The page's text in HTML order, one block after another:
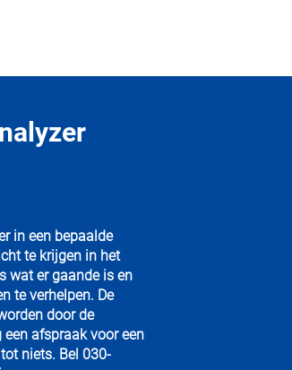
in een bepaalde
te krijgen in het
wat er gaande is en
te verhelpen. De
door de
afspraak voor een
niets. Bel 030-